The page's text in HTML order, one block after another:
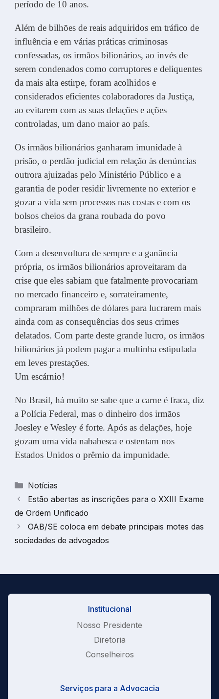
período de 10 anos.
Além de bilhões de reais adquiridos em tráfico de
influência e em várias práticas criminosas
confessadas, os irmãos bilionários, ao invés de
serem condenados como corruptores e deliquentes
da mais alta estirpe, foram acolhidos e
considerados eficientes colaboradores da Justiça,
ao evitarem com as suas delações e ações
controladas, um dano maior ao país.
Os irmãos bilionários ganharam imunidade à
prisão, o perdão judicial em relação às denúncias
outrora ajuizadas pelo Ministério Público e a
garantia de poder residir livremente no exterior e
gozar a vida sem processos nas costas e com os
bolsos cheios da grana roubada do povo
brasileiro.
Com a desenvoltura de sempre e a ganância
própria, os irmãos bilionários aproveitaram da
crise que eles sabiam que fatalmente provocariam
no mercado financeiro e, sorrateiramente,
compraram milhões de dólares para lucrarem mais
ainda com as consequências dos seus crimes
delatados. Com parte deste grande lucro, os irmãos
bilionários já podem pagar a multinha estipulada
em leves prestações.
Um escárnio!
No Brasil, há muito se sabe que a carne é fraca, diz
a Polícia Federal, mas o dinheiro dos irmãos
Joesley e Wesley é forte. Após as delações, hoje
gozam uma vida nababesca e ostentam nos
Estados Unidos o prêmio da impunidade.
Categorias
Notícias
Estão abertas as inscrições para o XXIII Exame
de Ordem Unificado
OAB/SE coloca em debate principais motes das
sociedades de advogados
Institucional
Nosso Presidente
Diretoria
Conselheiros
Serviços para a Advocacia